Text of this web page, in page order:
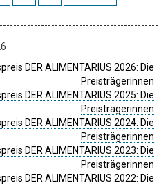
DER ALIMENTARIUS 2026: Die
Preisträgerinnen
DER ALIMENTARIUS 2025: Die
Preisträgerinnen
DER ALIMENTARIUS 2024: Die
Preisträgerinnen
DER ALIMENTARIUS 2023: Die
Preisträgerinnen
DER ALIMENTARIUS 2022: Die